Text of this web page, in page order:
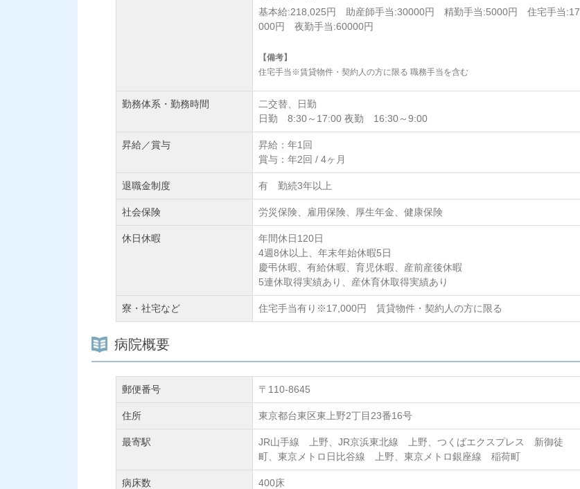
基本給:218,025円 助産師手当:30000円 精勤手当:5000円 住宅手当:17
000円 夜勤手当:60000円
【備考】
住宅手当※賃貸物件・契約人の方に限る 職務手当を含む
勤務体系・勤務時間
二交替、日勤
日勤 8:30～17:00 夜勤 16:30～9:00
昇給／賞与
昇給：年1回
賞与：年2回 / 4ヶ月
退職金制度 有 勤続3年以上
社会保険 労災保険、雇用保険、厚生年金、健康保険
休日休暇
年間休日120日
4週8休以上、年末年始休暇5日
慶弔休暇、有給休暇、育児休暇、産前産後休暇
5連休取得実績あり、産休育休取得実績あり
寮・社宅など 住宅手当有り※17,000円 賃貸物件・契約人の方に限る
病院概要
郵便番号 〒110-8645
住所 東京都台東区東上野2丁目23番16号
最寄駅
JR山手線 上野、JR京浜東北線 上野、つくばエクスプレス 新御徒
町、東京メトロ日比谷線 上野、東京メトロ銀座線 稲荷町
病床数 400床